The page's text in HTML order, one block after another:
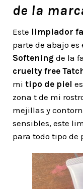
de la
Este limpiador
parte de abajo es
Softening de la
cruelty free
mi tipo de piel
zona t de mi
mejillas y
sensibles, este
para todo tipo de